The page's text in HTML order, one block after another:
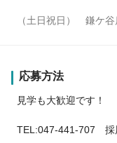
（土日祝日） 鎌ケ谷
応募方法
見学も大歓迎です！
TEL:047-441-707 採